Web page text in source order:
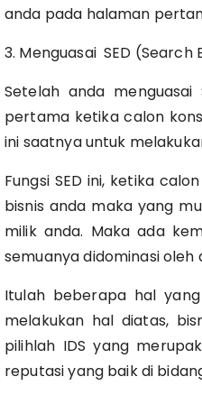
anda pada halaman
3. Menguasai SED (Search
Setelah anda
pertama ketika calon
ini saatnya untuk
Fungsi SED ini, ketika
bisnis anda maka yang
milik anda. Maka ada
semuanya didominasi oleh
Itulah beberapa hal
melakukan hal diatas,
pilihlah IDS yang
reputasi yang baik di